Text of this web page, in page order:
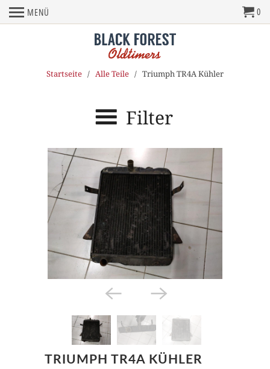
MENÜ 0
Startseite / Alle Teile / Triumph TR4A Kühler
Filter
TRIUMPH TR4A KÜHLER